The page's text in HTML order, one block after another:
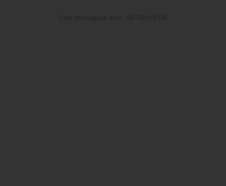
Site managed with ARTBUTLER